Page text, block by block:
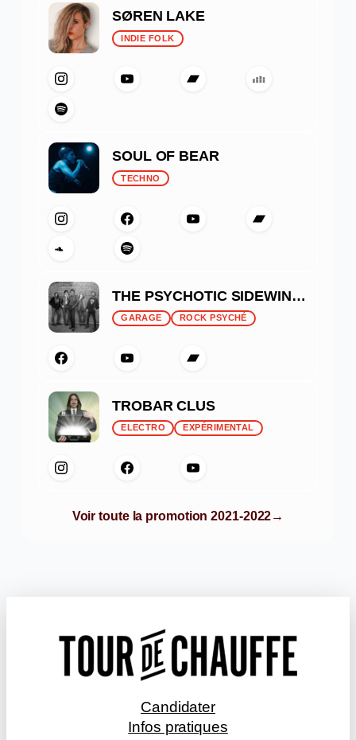
SØREN LAKE
INDIE FOLK
SOUL OF BEAR
TECHNO
THE PSYCHOTIC SIDEWINDERS
GARAGE ROCK PSYCHÉ
TROBAR CLUS
ELECTRO EXPÉRIMENTAL
Voir toute la promotion 2021-2022
Candidater
Infos pratiques